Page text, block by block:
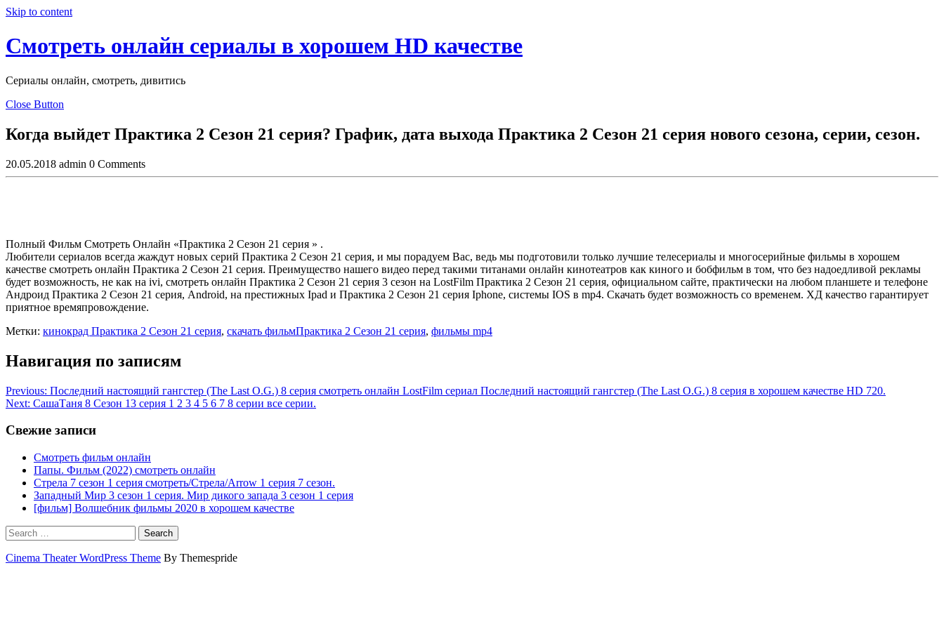
Skip to content
Смотреть онлайн сериалы в хорошем HD качестве
Сериалы онлайн, смотреть, дивитись
Close Button
Когда выйдет Практика 2 Сезон 21 серия? График, дата выхода Практика 2 Сезон 21 серия нового сезона, серии, сезон.
20.05.2018 admin 0 Comments
Полный Фильм Смотреть Онлайн «Практика 2 Сезон 21 серия » .
Любители сериалов всегда жаждут новых серий Практика 2 Сезон 21 серия, и мы порадуем Вас, ведь мы подготовили только лучшие телесериалы и многосерийные фильмы в хорошем
качестве смотреть онлайн Практика 2 Сезон 21 серия. Преимущество нашего видео перед такими титанами онлайн кинотеатров как киного и бобфильм в том, что без надоедливой рекламы
будет возможность, не как на ivi, смотреть онлайн Практика 2 Сезон 21 серия 3 сезон на LostFilm Практика 2 Сезон 21 серия, официальном сайте, практически на любом планшете и телефоне
Андроид Практика 2 Сезон 21 серия, Android, на престижных Ipad и Практика 2 Сезон 21 серия Iphone, системы IOS в mp4. Скачать будет возможность со временем. ХД качество гарантирует
приятное времяпровождение.
Метки: кинокрад Практика 2 Сезон 21 серия, скачать фильмПрактика 2 Сезон 21 серия, фильмы mp4
Навигация по записям
Previous: Последний настоящий гангстер (The Last O.G.) 8 серия смотреть онлайн LostFilm сериал Последний настоящий гангстер (The Last O.G.) 8 серия в хорошем качестве HD 720.
Next: СашаТаня 8 Сезон 13 серия 1 2 3 4 5 6 7 8 серии все серии.
Свежие записи
Смотреть фильм онлайн
Папы. Фильм (2022) смотреть онлайн
Стрела 7 сезон 1 серия смотреть/Стрела/Arrow 1 серия 7 сезон.
Западный Мир 3 сезон 1 серия. Мир дикого запада 3 сезон 1 серия
[фильм] Волшебник фильмы 2020 в хорошем качестве
Search
Cinema Theater WordPress Theme By Themespride